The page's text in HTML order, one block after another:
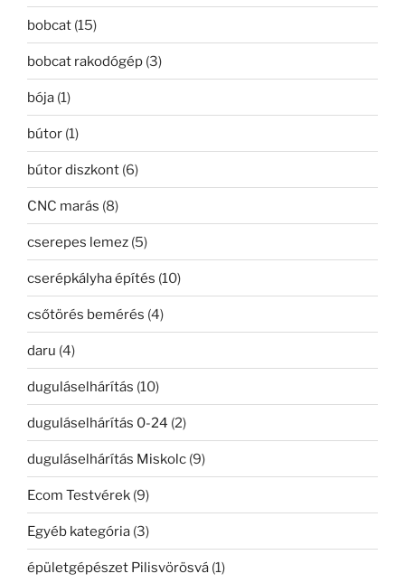
bobcat (15)
bobcat rakodógép (3)
bója (1)
bútor (1)
bútor diszkont (6)
CNC marás (8)
cserepes lemez (5)
cserépkályha építés (10)
csőtörés bemérés (4)
daru (4)
duguláselhárítás (10)
duguláselhárítás 0-24 (2)
duguláselhárítás Miskolc (9)
Ecom Testvérek (9)
Egyéb kategória (3)
épületgépészet Pilisvörösvá (1)